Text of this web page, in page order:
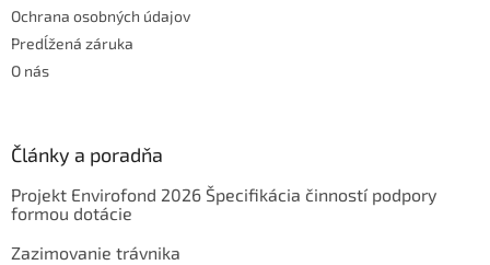
Ochrana osobných údajov
Predĺžená záruka
O nás
Články a poradňa
Projekt Envirofond 2026 Špecifikácia činností podpory
formou dotácie
Zazimovanie trávnika